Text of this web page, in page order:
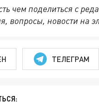
чем поделиться с
вопросы, новости на
ТЕЛЕГРАМ